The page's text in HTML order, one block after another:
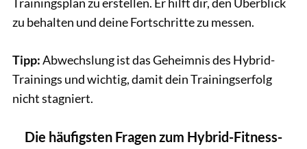
zu behalten und deine Fortschritte zu messen.
Tipp:Abwechslung ist das Geheimnis des Hybrid-
Trainings und wichtig, damit dein Trainingserfolg
nicht stagniert.
Die häufigsten Fragen zum Hybrid-Fitness-